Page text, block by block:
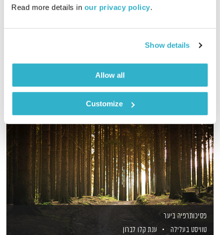
Read more details in our privacy policy.
Show details
Allow all
Customize
החיים
אודיו
פסיכותרפיה ביער
טוויסט בעלילה
ענת קלו לברון